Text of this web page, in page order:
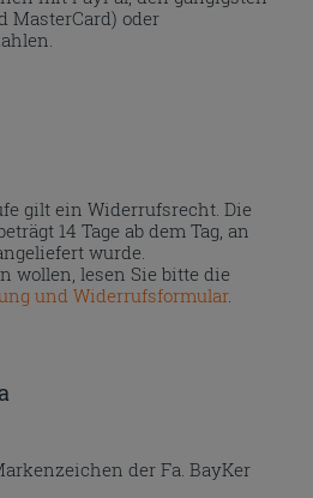
MasterCard) oder
gilt ein Widerrufsrecht. Die
14 Tage ab dem Tag, an
wurde.
wollen, lesen Sie bitte die
und Widerrufsformular.
der Fa. BayKer